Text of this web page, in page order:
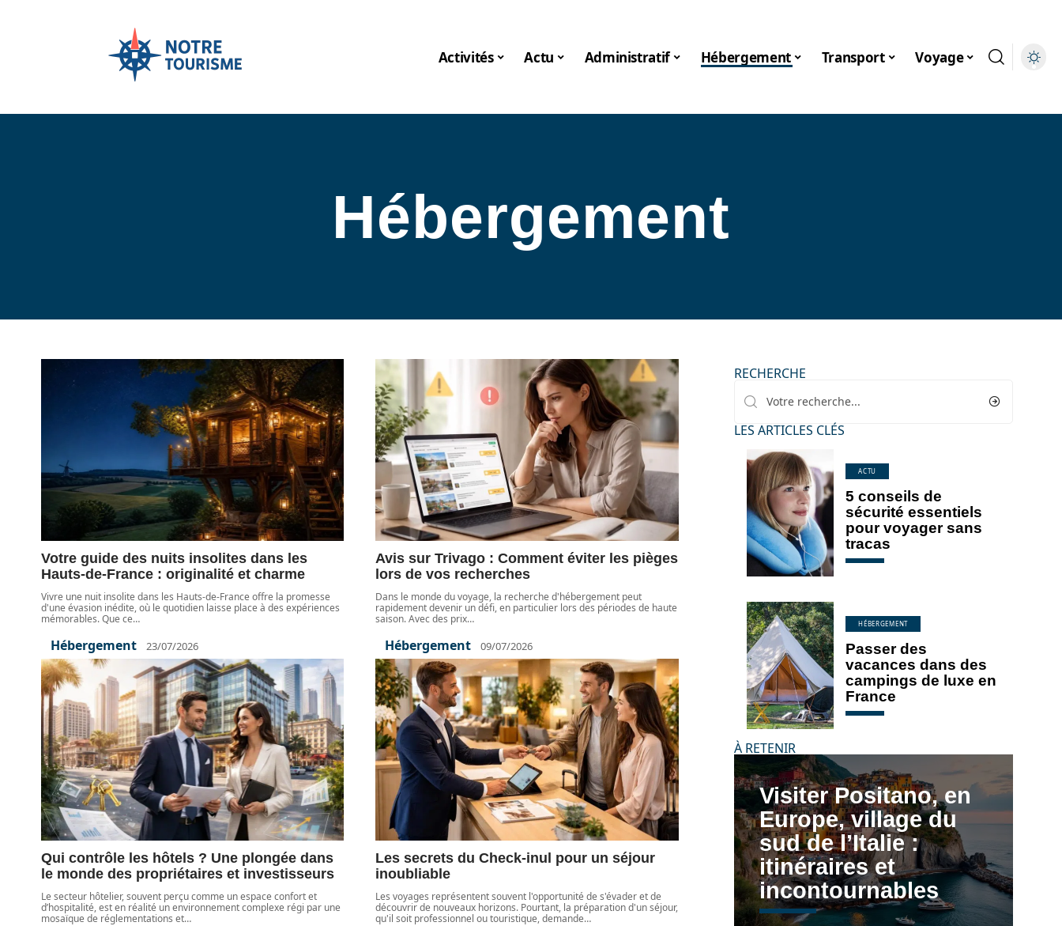
Activités Actu Administratif Hébergement Transport Voyage
Hébergement
Votre guide des nuits insolites dans les
Hauts-de-France : originalité et charme
Vivre une nuit insolite dans les Hauts-de-France offre la promesse
d'une évasion inédite, où le quotidien laisse place à des expériences
mémorables. Que ce…
Hébergement 23/07/2026
Avis sur Trivago : Comment éviter les pièges
lors de vos recherches
Dans le monde du voyage, la recherche d'hébergement peut
rapidement devenir un défi, en particulier lors des périodes de haute
saison. Avec des prix…
Hébergement 09/07/2026
Qui contrôle les hôtels ? Une plongée dans
le monde des propriétaires et investisseurs
Le secteur hôtelier, souvent perçu comme un espace confort et
d’hospitalité, est en réalité un environnement complexe régi par une
mosaïque de réglementations et…
Les secrets du Check-inul pour un séjour
inoubliable
Les voyages représentent souvent l'opportunité de s'évader et de
découvrir de nouveaux horizons. Pourtant, la préparation d'un séjour,
qu'il soit professionnel ou touristique, demande…
RECHERCHE
LES ARTICLES CLÉS
ACTU
5 conseils de
sécurité essentiels
pour voyager sans
tracas
HÉBERGEMENT
Passer des
vacances dans des
campings de luxe en
France
À RETENIR
Visiter Positano, en
Europe, village du
sud de l’Italie :
itinéraires et
incontournables